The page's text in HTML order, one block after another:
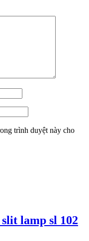
trình duyệt này cho
lamp sl 102